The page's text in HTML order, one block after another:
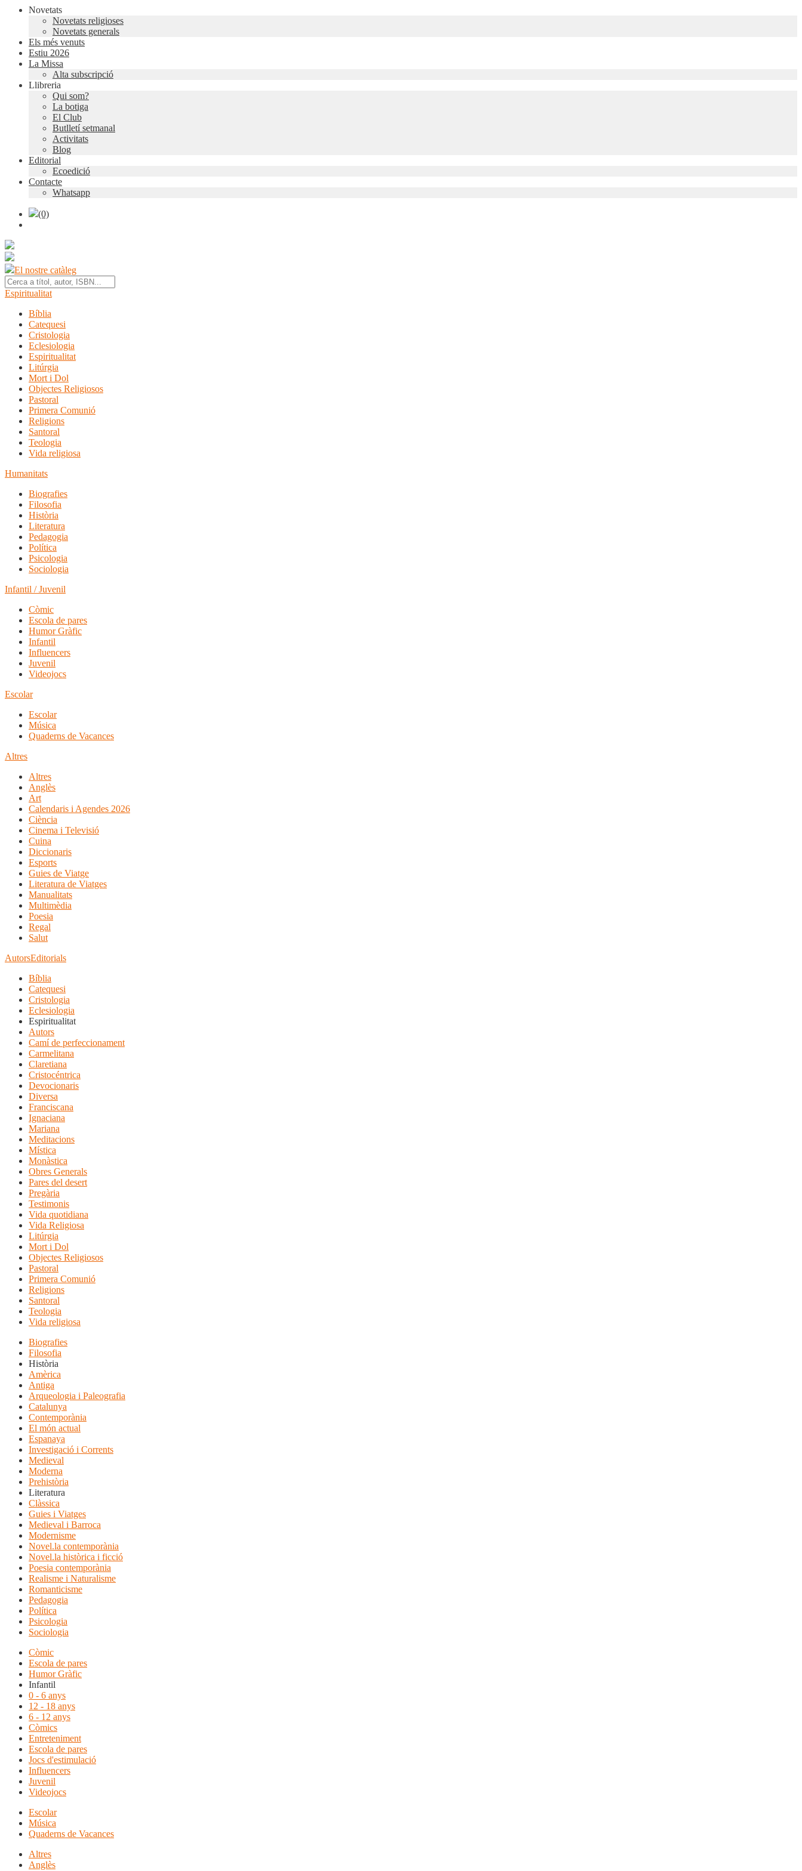
Novetats
Novetats religioses
Novetats generals
Els més venuts
Estiu 2026
La Missa
Alta subscripció
Llibreria
Qui som?
La botiga
El Club
Butlletí setmanal
Activitats
Blog
Editorial
Ecoedició
Contacte
Whatsapp
(0)
El nostre catàleg
Espiritualitat
Bíblia
Catequesi
Cristologia
Eclesiologia
Espiritualitat
Litúrgia
Mort i Dol
Objectes Religiosos
Pastoral
Primera Comunió
Religions
Santoral
Teologia
Vida religiosa
Humanitats
Biografies
Filosofia
Història
Literatura
Pedagogia
Política
Psicologia
Sociologia
Infantil / Juvenil
Còmic
Escola de pares
Humor Gràfic
Infantil
Influencers
Juvenil
Videojocs
Escolar
Escolar
Música
Quaderns de Vacances
Altres
Altres
Anglès
Art
Calendaris i Agendes 2026
Ciència
Cinema i Televisió
Cuina
Diccionaris
Esports
Guies de Viatge
Literatura de Viatges
Manualitats
Multimèdia
Poesia
Regal
Salut
AutorsEditorials
Bíblia
Catequesi
Cristologia
Eclesiologia
Espiritualitat
Autors
Camí de perfeccionament
Carmelitana
Claretiana
Cristocéntrica
Devocionaris
Diversa
Franciscana
Ignaciana
Mariana
Meditacions
Mística
Monàstica
Obres Generals
Pares del desert
Pregària
Testimonis
Vida quotidiana
Vida Religiosa
Litúrgia
Mort i Dol
Objectes Religiosos
Pastoral
Primera Comunió
Religions
Santoral
Teologia
Vida religiosa
Biografies
Filosofia
Història
Amèrica
Antiga
Arqueologia i Paleografia
Catalunya
Contemporània
El món actual
Espanaya
Investigació i Corrents
Medieval
Moderna
Prehistòria
Literatura
Clàssica
Guies i Viatges
Medieval i Barroca
Modernisme
Novel.la contemporània
Novel.la històrica i ficció
Poesia contemporània
Realisme i Naturalisme
Romanticisme
Pedagogia
Política
Psicologia
Sociologia
Còmic
Escola de pares
Humor Gràfic
Infantil
0 - 6 anys
12 - 18 anys
6 - 12 anys
Còmics
Entreteniment
Escola de pares
Jocs d'estimulació
Influencers
Juvenil
Videojocs
Escolar
Música
Quaderns de Vacances
Altres
Anglès